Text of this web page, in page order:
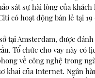
sát sự hài lòng của
có hoạt động bán lẻ tại 19
tại Amsterdam, được
Tổ chức cho vay này có
về công nghệ trong
khai của Internet. Ngân